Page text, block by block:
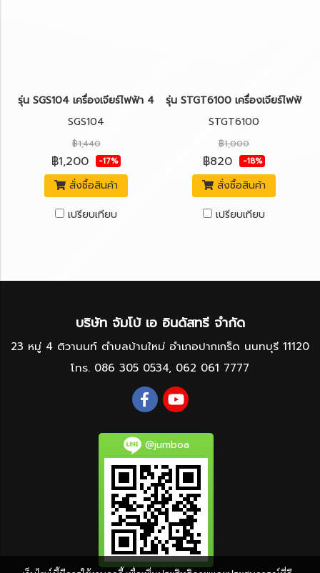
รุ่น SGS104 เครื่องเจียร์ไฟฟ้า 4"(100มม.) 1,050W. [สวิตซ์เลื่อนข้าง]
SGS104
฿1,440
฿1,200 -17%
สั่งซื้อสินค้า
เปรียบเทียบ
รุ่น STGT6100 เครื่องเจียร์ไฟฟ้า
STGT6100
฿1,000
฿820 -18%
สั่งซื้อสินค้า
เปรียบเทียบ
บริษัท จัมโบ้ เอ อินดัสทรี จำกัด
23 หมู่ 4 ติวานนท์ ตำบลบ้านใหม่ อำเภอปากเกร็ด นนทบุรี 11120
โทร. 086 305 0534, 062 061 7777
@jumboa